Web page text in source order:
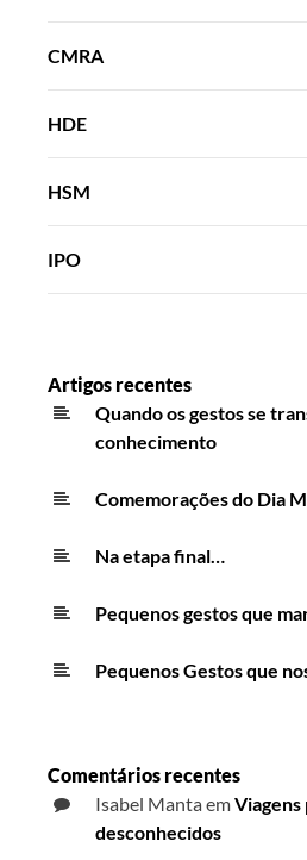
CMRA
HDE
HSM
IPO
Artigos recentes
Quando os gestos se
conhecimento
Comemorações do Dia
Na etapa final…
Pequenos gestos que
Pequenos Gestos que
Comentários recentes
Isabel MantaemViagens
desconhecidos